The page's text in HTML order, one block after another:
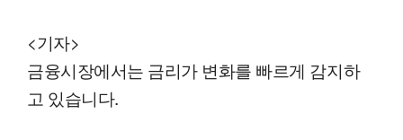
<기자>
금융시장에서는 금리가 변화를 빠르게 감지하
고 있습니다.